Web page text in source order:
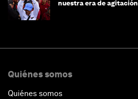
nuestra era de agitación
Quiénes somos
Quiénes somos